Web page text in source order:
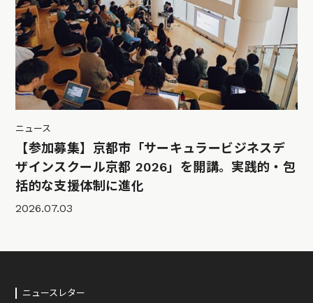
ニュース
【参加募集】京都市「サーキュラービジネスデ
ザインスクール京都 2026」を開講。実践的・包
括的な支援体制に進化
2026.07.03
ニュースレター